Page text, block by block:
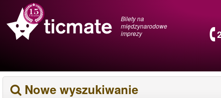
Bilety na
międzynarodowe
imprezy
Nowe wyszukiwanie